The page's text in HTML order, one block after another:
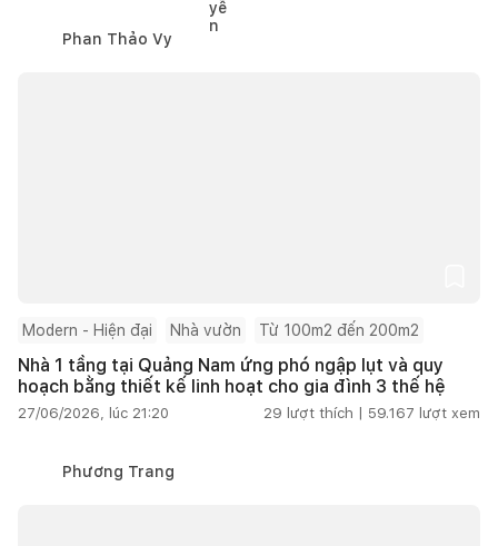
Phan Thảo Vy
Modern - Hiện đại Nhà vườn Từ 100m2 đến 200m2
Nhà 1 tầng tại Quảng Nam ứng phó ngập lụt và quy
hoạch bằng thiết kế linh hoạt cho gia đình 3 thế hệ
27/06/2026, lúc 21:20 29 lượt thích | 59.167 lượt xem
Phương Trang